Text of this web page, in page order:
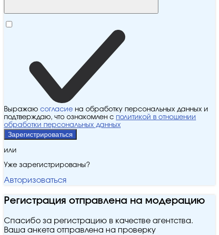
Выражаю согласие на обработку персональных данных и
подтверждаю, что ознакомлен с политикой в отношении
обработки персональных данных
Зарегистрироваться
или
Уже зарегистрированы?
Авторизоваться
Регистрация отправлена на модерацию
Спасибо за регистрацию в качестве агентства.
Ваша анкета отправлена на проверку